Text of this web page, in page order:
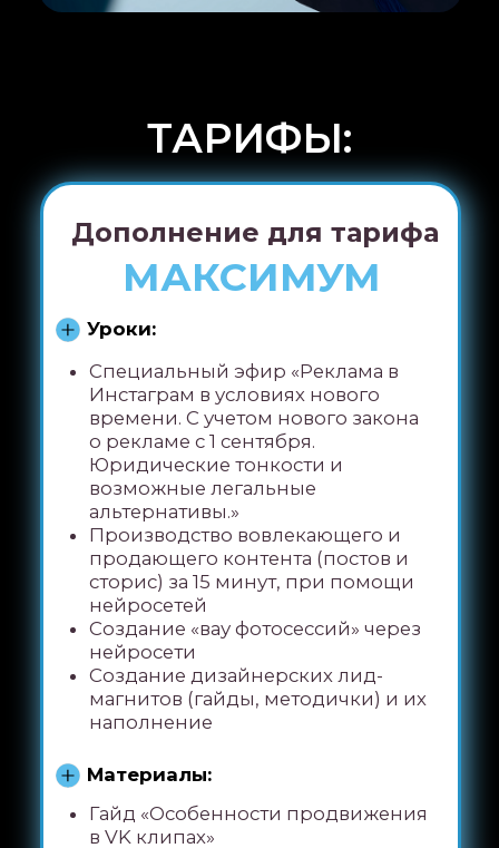
МИНИМУМ
Дополнение для
тарифа
25 000 ₽
Доступ бессрочный
и обратная связь от
кураторов
контента, привлечения
вашего астро-бизнеса
Урок по техническим настройкам и
оплаты нейросетей
➕Урок от фотографа «Сам себе
Секреты рилс, которые залетают
Формула продающего рилса (это
урок или материал файлом?)
привлечения клиентов (это урок
или материал файлом?)
Инстаграм в условиях нового
времени. С учетом нового закона о
Уроки:
НАБОР ЗАКРЫТ